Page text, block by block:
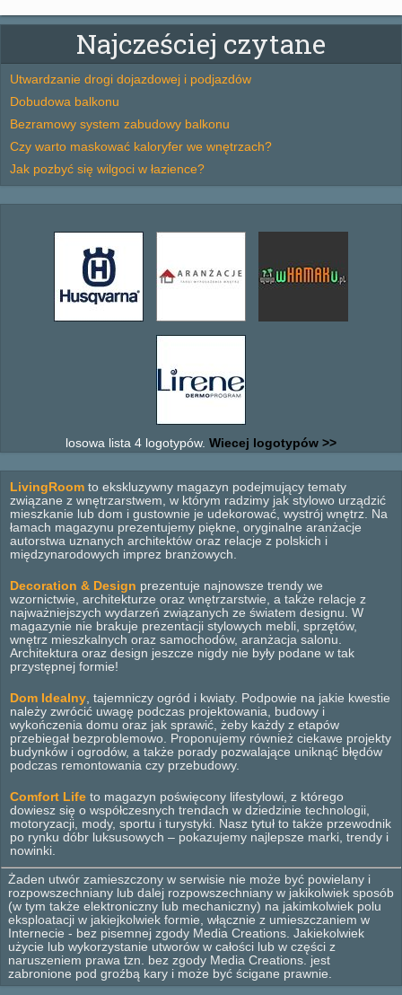
Najcześciej czytane
Utwardzanie drogi dojazdowej i podjazdów
Dobudowa balkonu
Bezramowy system zabudowy balkonu
Czy warto maskować kaloryfer we wnętrzach?
Jak pozbyć się wilgoci w łazience?
losowa lista 4 logotypów. Wiecej logotypów >>
LivingRoom to ekskluzywny magazyn podejmujący tematy
związane z wnętrzarstwem, w którym radzimy jak stylowo urządzić
mieszkanie lub dom i gustownie je udekorować, wystrój wnętrz. Na
łamach magazynu prezentujemy piękne, oryginalne aranżacje
autorstwa uznanych architektów oraz relacje z polskich i
międzynarodowych imprez branżowych.
Decoration & Design prezentuje najnowsze trendy we
wzornictwie, architekturze oraz wnętrzarstwie, a także relacje z
najważniejszych wydarzeń związanych ze światem designu. W
magazynie nie brakuje prezentacji stylowych mebli, sprzętów,
wnętrz mieszkalnych oraz samochodów, aranżacja salonu.
Architektura oraz design jeszcze nigdy nie były podane w tak
przystępnej formie!
Dom Idealny, tajemniczy ogród i kwiaty. Podpowie na jakie kwestie
należy zwrócić uwagę podczas projektowania, budowy i
wykończenia domu oraz jak sprawić, żeby każdy z etapów
przebiegał bezproblemowo. Proponujemy również ciekawe projekty
budynków i ogrodów, a także porady pozwalające uniknąć błędów
podczas remontowania czy przebudowy.
Comfort Life to magazyn poświęcony lifestylowi, z którego
dowiesz się o współczesnych trendach w dziedzinie technologii,
motoryzacji, mody, sportu i turystyki. Nasz tytuł to także przewodnik
po rynku dóbr luksusowych – pokazujemy najlepsze marki, trendy i
nowinki.
Żaden utwór zamieszczony w serwisie nie może być powielany i
rozpowszechniany lub dalej rozpowszechniany w jakikolwiek sposób
(w tym także elektroniczny lub mechaniczny) na jakimkolwiek polu
eksploatacji w jakiejkolwiek formie, włącznie z umieszczaniem w
Internecie - bez pisemnej zgody Media Creations. Jakiekolwiek
użycie lub wykorzystanie utworów w całości lub w części z
naruszeniem prawa tzn. bez zgody Media Creations. jest
zabronione pod groźbą kary i może być ścigane prawnie.